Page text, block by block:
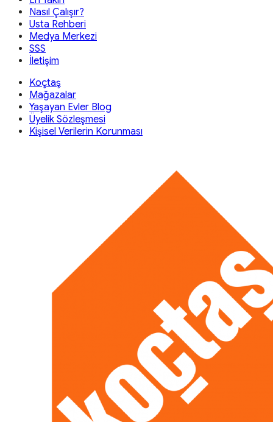
Nasıl Çalışır?
Usta Rehberi
Medya Merkezi
SSS
İletişim
Koçtaş
Mağazalar
Yaşayan Evler Blog
Üyelik Sözleşmesi
Kişisel Verilerin Korunması